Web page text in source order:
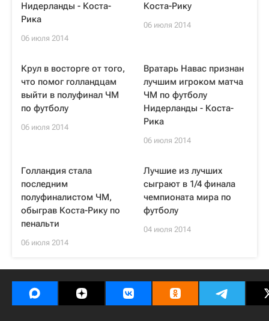
Нидерланды - Коста-
Рика
06 июля 2014
Коста-Рику
06 июля 2014
Крул в восторге от того,
что помог голландцам
выйти в полуфинал ЧМ
по футболу
06 июля 2014
Вратарь Навас признан
лучшим игроком матча
ЧМ по футболу
Нидерланды - Коста-
Рика
06 июля 2014
Голландия стала
последним
полуфиналистом ЧМ,
обыграв Коста-Рику по
пенальти
06 июля 2014
Лучшие из лучших
сыграют в 1/4 финала
чемпионата мира по
футболу
04 июля 2014